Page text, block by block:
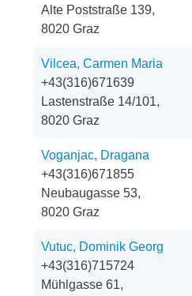
Alte Poststraße 139,
8020 Graz
Vilcea, Carmen Maria
+43(316)671639
Lastenstraße 14/101,
8020 Graz
Voganjac, Dragana
+43(316)671855
Neubaugasse 53,
8020 Graz
Vutuc, Dominik Georg
+43(316)715724
Mühlgasse 61,